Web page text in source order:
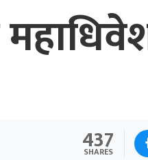
437
SHARES